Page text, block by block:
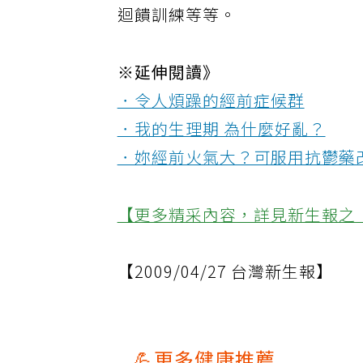
迴饋訓練等等。
※延伸閱讀》
．令人煩躁的經前症候群
．我的生理期 為什麼好亂？
．妳經前火氣大？可服用抗鬱藥
【更多精采內容，詳見新生報
【2009/04/27 台灣新生報】